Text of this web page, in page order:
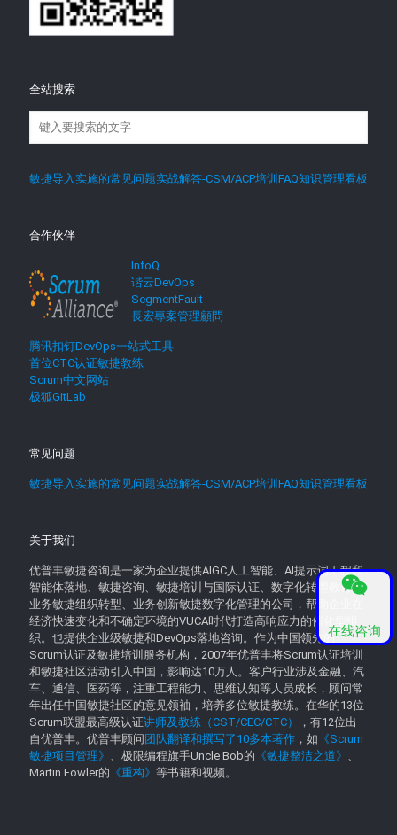
全站搜索
敏捷导入实施的常见问题实战解答-CSM/ACP培训FAQ知识管理看板
合作伙伴
InfoQ
谐云DevOps
SegmentFault
長宏專案管理顧問
腾讯扣钉DevOps一站式工具
首位CTC认证敏捷教练
Scrum中文网站
极狐GitLab
常见问题
敏捷导入实施的常见问题实战解答-CSM/ACP培训FAQ知识管理看板
关于我们
优普丰敏捷咨询是一家为企业提供AIGC人工智能、AI提示词工程和
智能体落地、敏捷咨询、敏捷培训与国际认证、数字化转型教育、
业务敏捷组织转型、业务创新敏捷数字化管理的公司，帮助企业在
经济快速变化和不确定环境的VUCA时代打造高响应力的催化型组
织。也提供企业级敏捷和DevOps落地咨询。作为中国领先的
Scrum认证及敏捷培训服务机构，2007年优普丰将Scrum认证培训
和敏捷社区活动引入中国，影响达10万人。客户行业涉及金融、汽
车、通信、医药等，注重工程能力、思维认知等人员成长，顾问常
年出任中国敏捷社区的意见领袖，培养多位敏捷教练。在华的13位
Scrum联盟最高级认证讲师及教练（CST/CEC/CTC）
，有12位出
自优普丰。优普丰顾问 团队翻译和撰写了10多本著作 ，如 《Scrum
敏捷项目管理》 、极限编程旗手Uncle Bob的 《敏捷整洁之道》 、
Martin Fowler的 《重构》 等书籍和视频。
在线咨询